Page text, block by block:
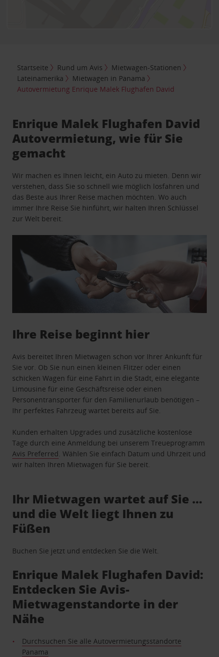
Startseite Rund um Avis
Mietwagen-Stationen
Lateinamerika
Mietwagen in Panama
Autovermietung Enrique Malek Flughafen David
Enrique Malek Flughafen David
Autovermietung, wie für Sie
gemacht
Wir machen es Ihnen leicht, ein Auto zu mieten. Denn wir
verstehen, dass Sie so schnell wie möglich losfahren und
das Beste aus Ihrer Reise machen möchten. Wo auch
immer Ihre Reise Sie hinführt, wir halten Ihren Schlüssel
zur Welt bereit.
Ihre Reise beginnt hier
Avis bereitet Ihren Mietwagen schon vor Ihrer Ankunft für
Sie vor. Ob Sie nun einen kleinen Flitzer oder einen
schicken Wagen für eine Fahrt in die Stadt, eine elegante
Limousine für eine Geschäftsreise oder einen
Personentransporter für den Familienurlaub benötigen –
Ihr perfektes Fahrzeug wartet bereits auf Sie.
Kunden erhalten Upgrades und zusätzliche kostenlose
Tage durch eine Anmeldung bei unserem Treueprogramm
Avis Preferred . Wählen Sie einfach Datum und Uhrzeit und
wir halten Ihren Mietwagen für Sie bereit.
Ihr Mietwagen wartet auf Sie …
und die Welt liegt Ihnen zu
Füßen
Buchen Sie jetzt und entdecken Sie die Welt.
Enrique Malek Flughafen David:
Entdecken Sie Avis-
Mietwagenstandorte in der
Nähe
Durchsuchen Sie alle Autovermietungsstandorte
Panama